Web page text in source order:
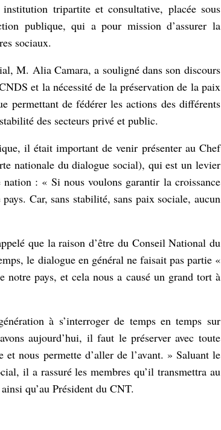
tripartite et consultative, placée sous
publique, qui a pour mission d’assurer la
sociaux.
M. Alia Camara, a souligné dans son discours
et la nécessité de la préservation de la paix
permettant de fédérer les actions des différents
des secteurs privé et public.
il était important de venir présenter au Chef
nationale du dialogue social), qui est un levier
: « Si nous voulons garantir la croissance
Car, sans stabilité, sans paix sociale, aucun
que la raison d’être du Conseil National du
le dialogue en général ne faisait pas partie «
notre pays, et cela nous a causé un grand tort à
à s’interroger de temps en temps sur
aujourd’hui, il faut le préserver avec toute
nous permette d’aller de l’avant. » Saluant le
il a rassuré les membres qu’il transmettra au
qu’au Président du CNT.